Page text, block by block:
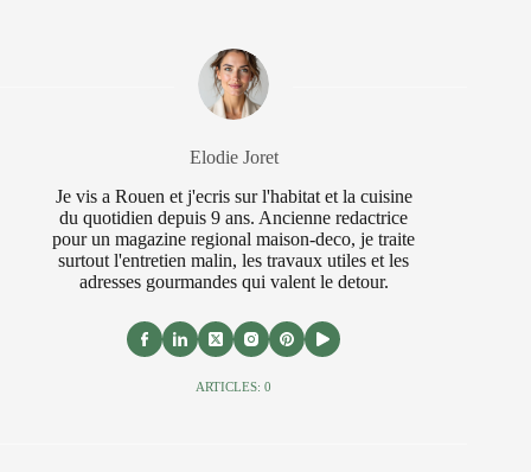
Elodie Joret
Je vis a Rouen et j'ecris sur l'habitat et la cuisine
du quotidien depuis 9 ans. Ancienne redactrice
pour un magazine regional maison-deco, je traite
surtout l'entretien malin, les travaux utiles et les
adresses gourmandes qui valent le detour.
ARTICLES: 0